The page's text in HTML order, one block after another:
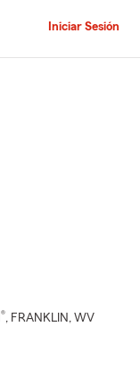
Iniciar Sesión
®, FRANKLIN , WV